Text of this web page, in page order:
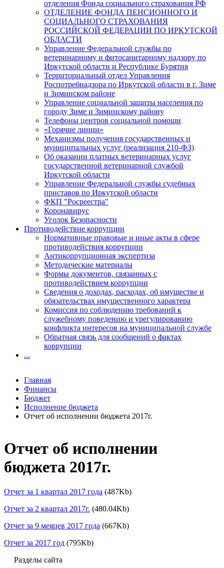
Отчет об исполнении
бюджета 2017г.
Отчет за 1 квартал 2017 года (487Kb)
Отчет за 2 квартал 2017г. (480.04Kb)
Отчет за 9 меяцев 2017 года (667Kb)
Отчет за 2017 год (795Kb)
Разделы сайта
отделения Фонда социального страхования РФ
ОТДЕЛЕНИЕ ФОНДА ПЕНСИОННОГО И
СОЦИАЛЬНОГО СТРАХОВАНИЯ
РОССИЙСКОЙ ФЕДЕРАЦИИ ПО ИРКУТСКОЙ
ОБЛАСТИ
Управление Федеральной службы по
ветеринарному и фитосанитарному надзору по
Иркутской области и Республике Бурятия
Территориальный отдел Управления
Роспотребнадзора по Иркутской области в г. Зиме
и Зиминском районе
Управление социальной защиты населения по
городу Зиме и Зиминскому району
Телефоны центров социальной помощи
«Горячие линии»
Механизмы получения государственных и
муниципальных услуг (реализация 210-ФЗ)
Об оказании платных ветеринарных услуг
государственной ветеринарной службой
Иркутской области
Управление Федеральной службы судебных
приставов по Иркутской области
ФКП "Росреестра"
Коронавирус
Уголок Безопасности
Противодействие коррупции
Нормативные правовые и иные акты в сфере
противодействия коррупции
Антикоррупционная экспертиза
Методические материалы
Формы документов, связанных с
противодействием коррупции
Сведения о доходах, расходах, об имуществе и
обязательствах имущественного характера
Комиссия по соблюдению требований к
служебному поведению и урегулированию
конфликта интересов на муниципальной службе
Обратная связь для сообщений о фактах
коррупции
...
Главная
Финансы
Бюджет
Исполнение бюджета
Отчет об исполнении бюджета 2017г.